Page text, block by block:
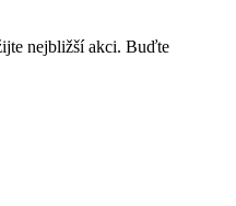
nejbližší akci. Buďte